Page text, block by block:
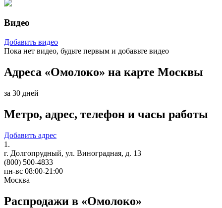
Видео
Добавить видео
Пока нет видео, будьте первым и добавьте видео
Адреса «Омолоко» на карте Москвы
за 30 дней
Метро, адрес, телефон и часы работы
Добавить адрес
1.
г. Долгопрудный, ул. Виноградная, д. 13
(800) 500-4833
пн-вс 08:00-21:00
Москва
Распродажи в «Омолоко»